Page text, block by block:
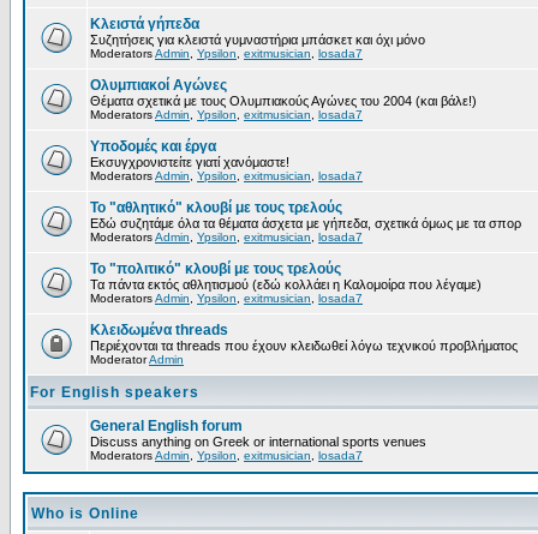
Κλειστά γήπεδα
Συζητήσεις για κλειστά γυμναστήρια μπάσκετ και όχι μόνο
ModeratorsAdmin Ypsilon exitmusician losada7
Ολυμπιακοί Αγώνες
Θέματα σχετικά με τους Ολυμπιακούς Αγώνες του 2004 (και βάλε!)
ModeratorsAdmin Ypsilon exitmusician losada7
Υποδομές και έργα
Εκσυγχρονιστείτε γιατί χανόμαστε!
ModeratorsAdmin Ypsilon exitmusician losada7
Το "αθλητικό" κλουβί με τους τρελούς
Εδώ συζητάμε όλα τα θέματα άσχετα με γήπεδα, σχετικά όμως με τα σπορ
ModeratorsAdmin Ypsilon exitmusician losada7
Το "πολιτικό" κλουβί με τους τρελούς
Τα πάντα εκτός αθλητισμού (εδώ κολλάει η Καλομοίρα που λέγαμε)
ModeratorsAdmin Ypsilon exitmusician losada7
Κλειδωμένα threads
Περιέχονται τα threads που έχουν κλειδωθεί λόγω τεχνικού προβλήματος
ModeratorAdmin
For English speakers
General English forum
Discuss anything on Greek or international sports venues
ModeratorsAdmin Ypsilon exitmusician losada7
Who is Online